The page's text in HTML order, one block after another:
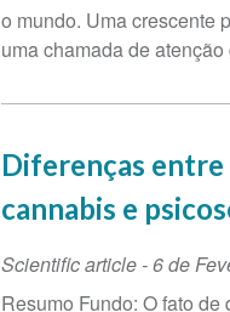
o mundo. Uma crescente
uma chamada de
Diferenças
cannabis e
Scientific article -6 de
Resumo Fundo: O fato